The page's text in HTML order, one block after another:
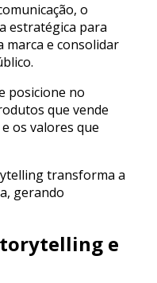
o
estratégica para
marca e consolidar
posicione no
que vende
os valores que
transforma a
gerando
e